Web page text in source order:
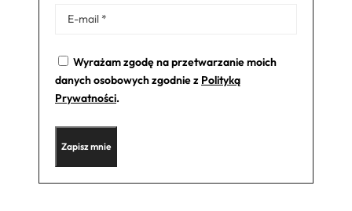
Wyrażam zgodę na przetwarzanie moich
danych osobowych zgodnie z Polityką
Prywatności.